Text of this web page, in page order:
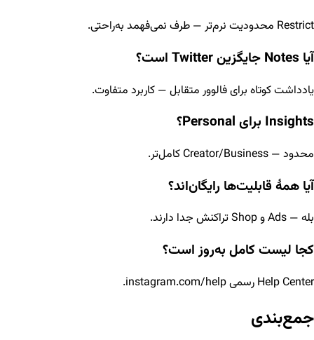
Restrict محدودیت نرم‌تر — طرف نمی‌فهمد به‌راحتی.
آیا Notes جایگزین Twitter است؟
یادداشت کوتاه برای فالوور متقابل — کاربرد متفاوت.
Insights برای Personal؟
محدود — Creator/Business کامل‌تر.
آیا همهٔ قابلیت‌ها رایگان‌اند؟
بله — Ads و Shop تراکنش جدا دارند.
کجا لیست کامل به‌روز است؟
Help Center رسمی instagram.com/help.
جمع‌بندی